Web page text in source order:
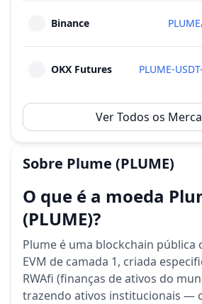
Binance
OKX Futures PLUME-
Ver Todos os
Sobre Plume (PLUME)
O que é a moeda
(PLUME)?
Plume é uma blockchain pública
EVM de camada 1, criada
RWAfi (finanças de ativos do
trazendo ativos institucionais —